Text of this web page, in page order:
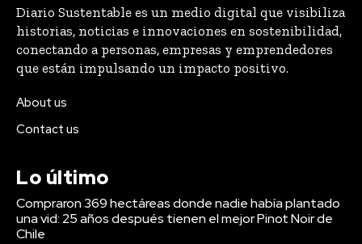
Diario Sustentable es un medio digital que visibiliza
historias, noticias e innovaciones en sostenibilidad,
conectando a personas, empresas y emprendedores
que están impulsando un impacto positivo.
About us
Contact us
Lo último
Compraron 369 hectáreas donde nadie había plantado
una vid: 25 años después tienen el mejor Pinot Noir de
Chile